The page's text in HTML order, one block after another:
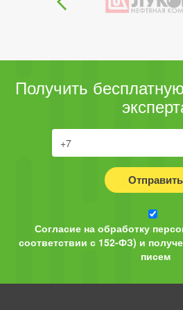
Получить
Отправить
Согласие на обработку
соответствии с 152-ФЗ) и
писем